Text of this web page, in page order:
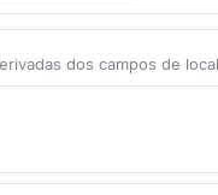
dos campos de